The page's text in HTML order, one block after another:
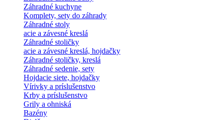
Záhradné kuchyne
Komplety, sety do záhrady
Záhradné stoly
acie a závesné kreslá
Záhradné stoličky
acie a závesné kreslá, hojdačky
Záhradné stoličky, kreslá
Záhradné sedenie, sety
Hojdacie siete, hojdačky
Vírivky a príslušenstvo
Krby a príslušenstvo
Grily a ohniská
Bazény